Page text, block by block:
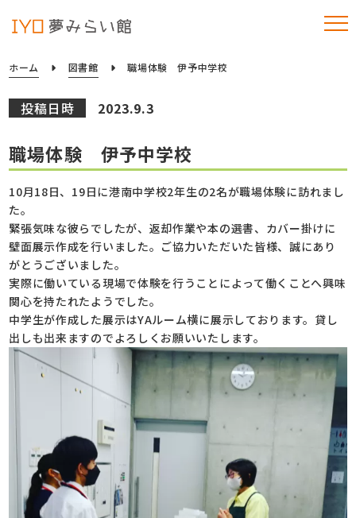
ホーム 図書館 職場体験 伊予中学校
投稿日時 2023.9.3
職場体験 伊予中学校
10月18日、19日に港南中学校2年生の2名が職場体験に訪れまし
た。
緊張気味な彼らでしたが、返却作業や本の選書、カバー掛けに
壁面展示作成を行いました。ご協力いただいた皆様、誠にあり
がとうございました。
実際に働いている現場で体験を行うことによって働くことへ興味
関心を持たれたようでした。
中学生が作成した展示はYAルーム横に展示しております。貸し
出しも出来ますのでよろしくお願いいたします。